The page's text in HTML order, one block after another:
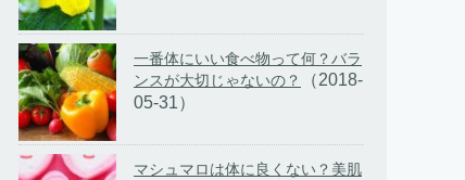
一番体にいい食べ物って何？バラ
ンスが大切じゃないの？
（2018-
05-31）
マシュマロは体に良くない？美肌